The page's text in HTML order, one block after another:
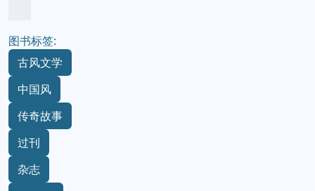
图书标签:
古风文学
中国风
传奇故事
过刊
杂志